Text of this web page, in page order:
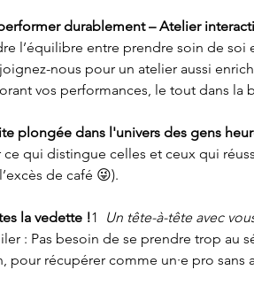
durablement – Atelier
l’équilibre entre prendre soin de soi
nous pour un atelier aussi
vos performances, le tout dans la
plongée dans l'univers des gens
qui distingue celles et ceux qui
de café 😜).
la vedette !1 Un tête-à-tête avec
: Pas besoin de se prendre trop au
récupérer comme un·e pro sans